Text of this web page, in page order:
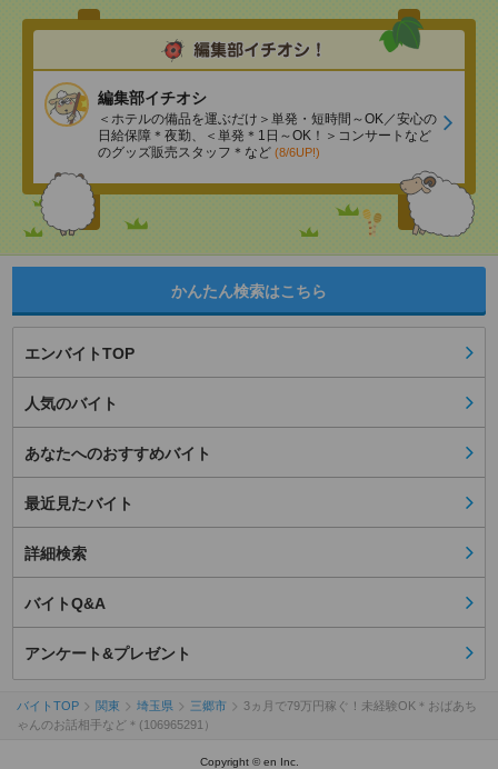
編集部イチオシ
＜ホテルの備品を運ぶだけ＞単発・短時間～OK／安心の
日給保障＊夜勤、＜単発＊1日～OK！＞コンサートなど
のグッズ販売スタッフ＊など (8/6UP!)
かんたん検索はこちら
エンバイトTOP
人気のバイト
あなたへのおすすめバイト
最近見たバイト
詳細検索
バイトQ&A
アンケート&プレゼント
バイトTOP 関東 埼玉県 三郷市
3ヵ月で79万円稼ぐ！未経験OK＊おばあち
ゃんのお話相手など＊(106965291）
Copyright © en Inc.